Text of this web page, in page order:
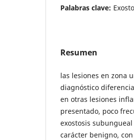
Palabras clave:
Resumen
las lesiones en zona
diagnóstico
en otras lesiones
presentado, poco
exostosis
carácter benigno,